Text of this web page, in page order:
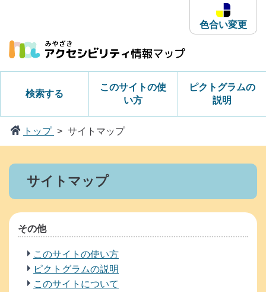
ス
色合い変更
検索する
このサイトの使
い方
ピクトグラムの
説明
トップ サイトマップ
サイトマップ
その他
このサイトの使い方
ピクトグラムの説明
このサイトについて